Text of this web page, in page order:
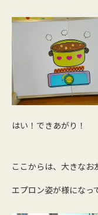
はい！できあがり！
ここからは、大きなお
エプロン姿が様になっ